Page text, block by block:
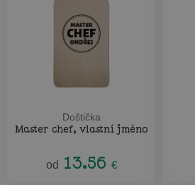
Doštička
Master chef, vlastní jméno
od 13.56 €